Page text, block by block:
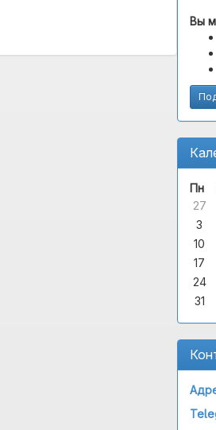
Вы
Пн
27
3
10
17
24
31